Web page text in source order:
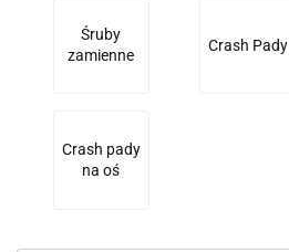
Śruby
zamienne
Crash Pady
Crash pady
na oś